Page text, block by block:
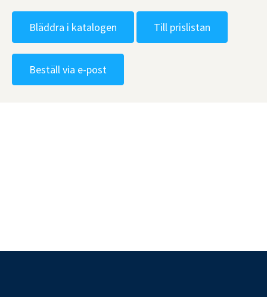
Bläddra i katalogen Till prislistan
Beställ via e-post